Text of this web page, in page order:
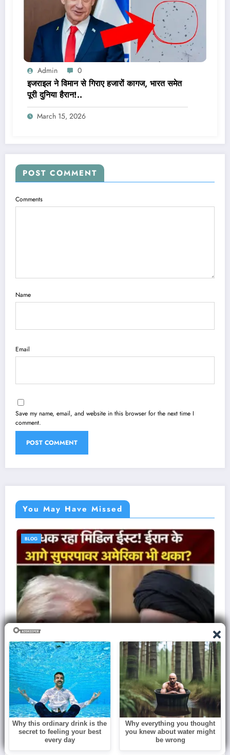
Admin 0
इजराइल ने विमान से गिराए हजारों कागज, भारत समेत
पूरी दुनिया हैरान!..
March 15, 2026
POST COMMENT
Comments
Name
Email
Save my name, email, and website in this browser for the next time I
comment.
You May Have Missed
BLOG
इज़राइल से क्यों नफ़रत करता था एडोल्फ